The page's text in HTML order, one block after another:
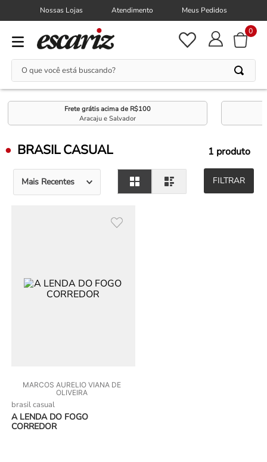
Nossas Lojas Atendimento Meus Pedidos
0
O que você está buscando?
Frete grátis acima de R$100
Aracaju e Salvador
BRASIL CASUAL 1 produto
Mais Recentes FILTRAR
MARCOS AURELIO VIANA DE
OLIVEIRA
brasil casual
A LENDA DO FOGO
CORREDOR